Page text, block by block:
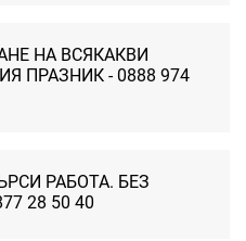
НА ВСЯКАКВИ
ПРАЗНИК - 0888 974
РАБОТА. БЕЗ
28 50 40